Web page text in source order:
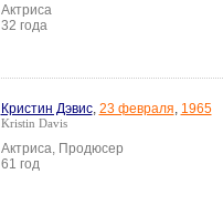
Актриса
32 года
Кристин Дэвис, 23 февраля, 1965
Kristin Davis
Актриса, Продюсер
61 год